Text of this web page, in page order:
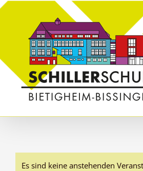
Skip
Es sind keine anstehenden